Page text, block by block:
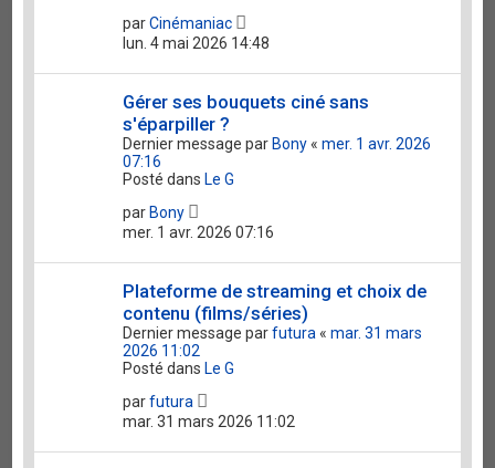
parCinémaniac
lun. 4 mai 2026 14:48
Gérer ses bouquets ciné sans
s'éparpiller ?
Dernier message par Bony«mer. 1 avr. 2026
07:16
Posté dans Le G
par Bony
mer. 1 avr. 2026 07:16
Plateforme de streaming et choix de
contenu (films/séries)
Dernier message parfutura «mar. 31 mars
2026 11:02
Posté dans Le G
parfutura
mar. 31 mars 2026 11:02